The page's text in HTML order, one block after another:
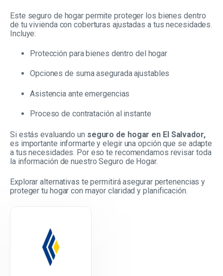
Este seguro de hogar permite proteger los bienes dentro
de tu vivienda con coberturas ajustadas a tus necesidades.
Incluye:
Protección para bienes dentro del hogar
Opciones de suma asegurada ajustables
Asistencia ante emergencias
Proceso de contratación al instante
Si estás evaluando un seguro de hogar en El Salvador,
es importante informarte y elegir una opción que se adapte
a tus necesidades. Por eso te recomendamos revisar toda
la información de nuestro Seguro de Hogar.
Explorar alternativas te permitirá asegurar pertenencias y
proteger tu hogar con mayor claridad y planificación.